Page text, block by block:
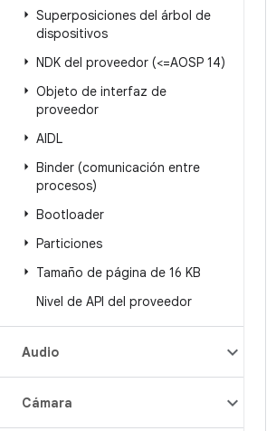
Superposiciones del árbol de
dispositivos
NDK del proveedor (<=AOSP 14)
Objeto de interfaz de
proveedor
AIDL
Binder (comunicación entre
procesos)
Bootloader
Particiones
Tamaño de página de 16 KB
Nivel de API del proveedor
Audio
Cámara